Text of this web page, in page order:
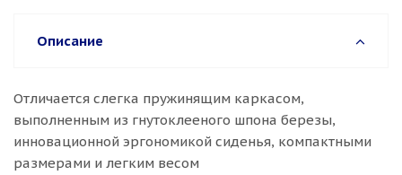
Описание
Отличается слегка пружинящим каркасом,
выполненным из гнутоклееного шпона березы,
инновационной эргономикой сиденья, компактными
размерами и легким весом